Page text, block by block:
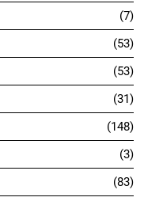
7
53
53
31
148
3
83